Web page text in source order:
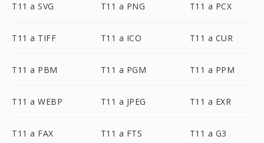
T11 a SVG T11 a PNG T11 a PCX
T11 a TIFF T11 a ICO T11 a CUR
T11 a PBM T11 a PGM T11 a PPM
T11 a WEBP T11 a JPEG T11 a EXR
T11 a FAX T11 a FTS T11 a G3